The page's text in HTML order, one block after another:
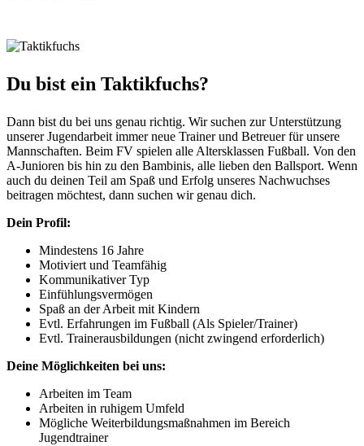
Du bist ein Taktikfuchs?
Dann bist du bei uns genau richtig. Wir suchen zur Unterstützung
unserer Jugendarbeit immer neue Trainer und Betreuer für unsere
Mannschaften. Beim FV spielen alle Altersklassen Fußball. Von den
A-Junioren bis hin zu den Bambinis, alle lieben den Ballsport. Wenn
auch du deinen Teil am Spaß und Erfolg unseres Nachwuchses
beitragen möchtest, dann suchen wir genau dich.
Dein Profil:
Mindestens 16 Jahre
Motiviert und Teamfähig
Kommunikativer Typ
Einfühlungsvermögen
Spaß an der Arbeit mit Kindern
Evtl. Erfahrungen im Fußball (Als Spieler/Trainer)
Evtl. Trainerausbildungen (nicht zwingend erforderlich)
Deine Möglichkeiten bei uns:
Arbeiten im Team
Arbeiten in ruhigem Umfeld
Mögliche Weiterbildungsmaßnahmen im Bereich
Jugendtrainer